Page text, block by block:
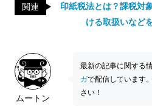
関連
印紙税法とは？課税対
ける取扱いなど
ムートン
最新の記事に関する情
ガで配信しています
さい！